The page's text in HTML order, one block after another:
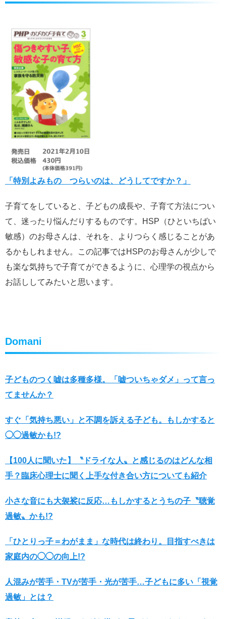
「特別よみもの つらいのは、どうしてですか？」
子育てをしていると、子どもの成長や、子育て方法につい
て、迷ったり悩んだりするものです。HSP（ひといちばい
敏感）のお母さんは、それを、よりつらく感じることがあ
るかもしれません。この記事ではHSPのお母さんが少しで
も楽な気持ちで子育てができるように、心理学の視点から
お話ししてみたいと思います。
Domani
子どものつく嘘は多種多様。「嘘ついちゃダメ」って言っ
てませんか？
すぐ「気持ち悪い」と不調を訴える子ども。もしかすると
◯◯過敏かも!?
【100人に聞いた】〝ドライな人〟と感じるのはどんな相
手？臨床心理士に聞く上手な付き合い方についても紹介
小さな音にも大袈裟に反応…もしかするとうちの子〝聴覚
過敏〟かも!?
「ひとりっ子＝わがまま」な時代は終わり。目指すべきは
家庭内の◯◯の向上!?
人混みが苦手・TVが苦手・光が苦手…子どもに多い「視覚
過敏」とは？